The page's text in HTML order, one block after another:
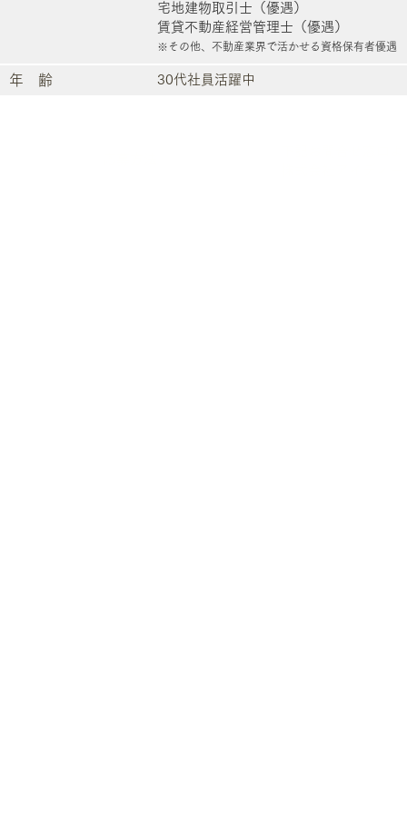
宅地建物取引士（優遇）
賃貸不動産経営管理士（優遇）
※ その他、不動産業界で活かせる資格保有者優遇
年 齢 ​30代社員活躍中